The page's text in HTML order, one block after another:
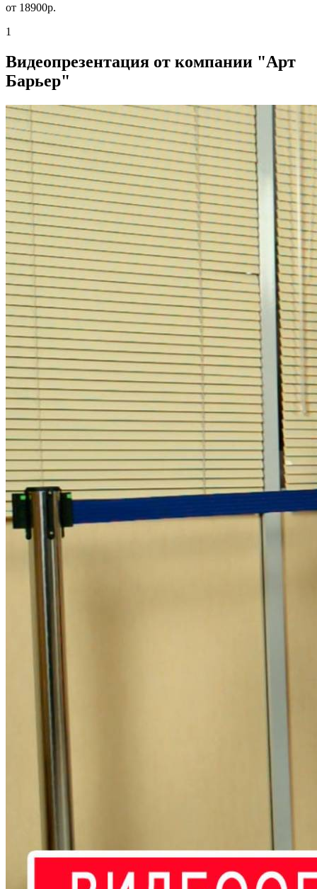
от 18900р.
1
Видеопрезентация от компании "Арт
Барьер"